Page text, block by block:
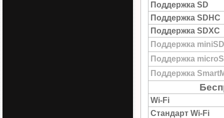
Поддержка SD
Поддержка SDHC
Поддержка SDXC
Поддержка miniSD
Поддержка
Поддержка
Wi-Fi
Стандарт Wi-Fi